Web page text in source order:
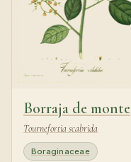
Borraja de monte
Tournefortia scabrida
Boraginaceae